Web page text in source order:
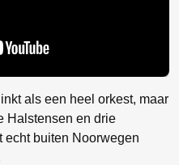
als een heel orkest, maar
Halstensen en drie
echt buiten Noorwegen